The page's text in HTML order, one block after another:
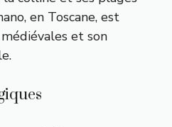
en Toscane, est
et son